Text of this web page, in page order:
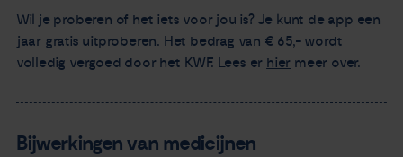
Wil je proberen of het iets voor jou is? Je kunt de app een
jaar gratis uitproberen. Het bedrag van € 65,- wordt
volledig vergoed door het KWF. Lees er hier meer over.
Bijwerkingen van medicijnen